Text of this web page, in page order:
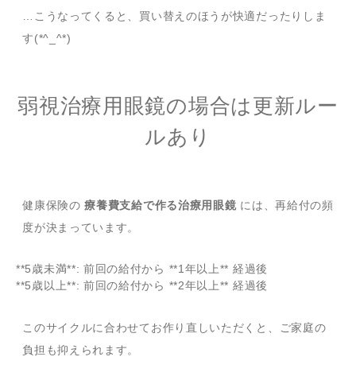
…こうなってくると、買い替えのほうが快適だったりしま
す(*^_^*)
弱視治療用眼鏡の場合は更新ルー
ルあり
健康保険の療養費支給で作る治療用眼鏡 には、再給付の頻
度が決まっています。
**5歳未満**: 前回の給付から **1年以上** 経過後
**5歳以上**: 前回の給付から **2年以上** 経過後
このサイクルに合わせてお作り直しいただくと、ご家庭の
負担も抑えられます。